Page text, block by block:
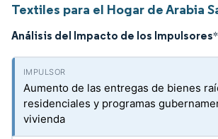
Textiles para el Hogar de Arabia
Análisis del Impacto de los Impulsores*
Aumento de las entregas de bienes
residenciales y programas
vivienda